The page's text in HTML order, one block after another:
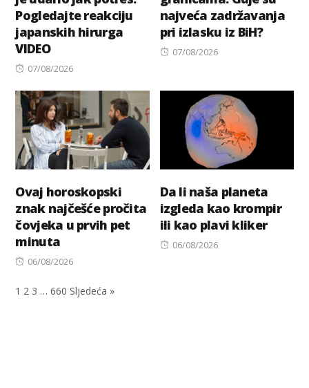
Pogledajte reakciju
japanskih hirurga
VIDEO
Posted
07/08/2026
najveća zadržavanja
pri izlasku iz BiH?
Posted
07/08/2026
Ovaj horoskopski
znak najčešće pročita
čovjeka u prvih pet
minuta
Posted
06/08/2026
Da li naša planeta
izgleda kao krompir
ili kao plavi kliker
Posted
06/08/2026
1 2 3 … 660 Sljedeća »